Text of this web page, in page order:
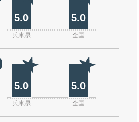
5.0 5.0
兵庫県 全国
5.0 5.0
兵庫県 全国